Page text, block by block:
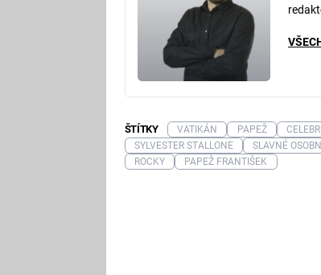
ŠTÍTKY VATIKÁN PAPEŽ
SYLVESTER STALLONE
SLAVNÉ
ROCKY
PAPEŽ FRANTIŠEK